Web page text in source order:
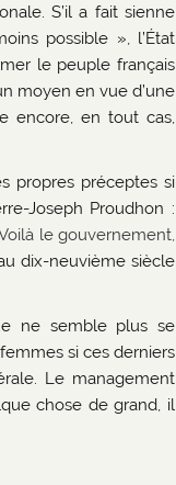
S’il a fait sienne
possible », l’État
le peuple français
moyen en vue d’une
encore, en tout cas,
propres préceptes si
Joseph Proudhon :
le gouvernement,
dix-neuvième siècle
ne semble plus se
si ces derniers
Le management
chose de grand, il